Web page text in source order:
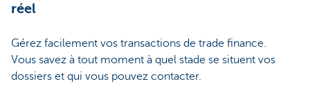
réel
Gérez facilement vos transactions de trade finance.
Vous savez à tout moment à quel stade se situent vos
dossiers et qui vous pouvez contacter.